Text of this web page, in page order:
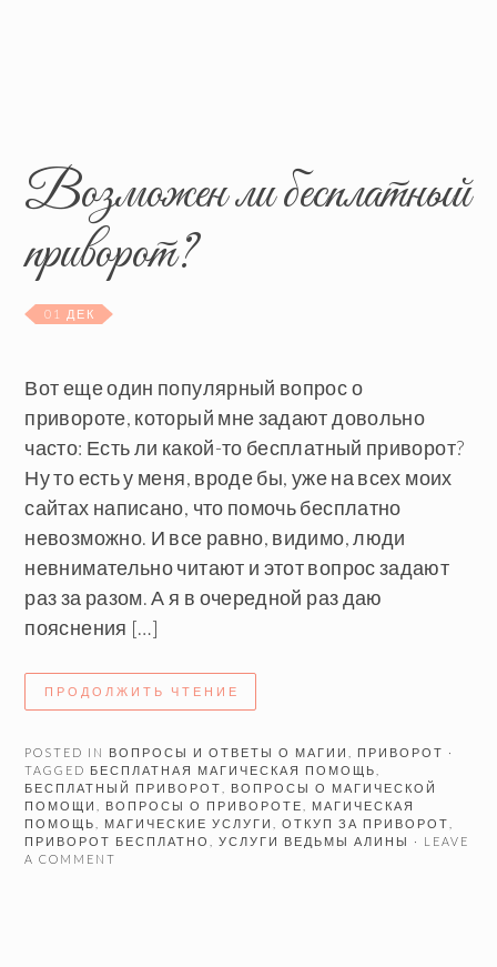
Возможен ли бесплатный
приворот?
01 ДЕК
Вот еще один популярный вопрос о
привороте, который мне задают довольно
часто: Есть ли какой-то бесплатный приворот?
Ну то есть у меня, вроде бы, уже на всех моих
сайтах написано, что помочь бесплатно
невозможно. И все равно, видимо, люди
невнимательно читают и этот вопрос задают
раз за разом. А я в очередной раз даю
пояснения […]
ПРОДОЛЖИТЬ ЧТЕНИЕ
POSTED IN ВОПРОСЫ И ОТВЕТЫ О МАГИИ ПРИВОРОТ ·
TAGGED БЕСПЛАТНАЯ МАГИЧЕСКАЯ ПОМОЩЬ
БЕСПЛАТНЫЙ ПРИВОРОТ
ВОПРОСЫ О МАГИЧЕСКОЙ
ПОМОЩИ
ВОПРОСЫ О ПРИВОРОТЕ
МАГИЧЕСКАЯ
ПОМОЩЬ
МАГИЧЕСКИЕ УСЛУГИ ,ОТКУП ЗА ПРИВОРОТ
ПРИВОРОТ БЕСПЛАТНО
,УСЛУГИ ВЕДЬМЫ АЛИНЫ
· LEAVE
A COMMENT